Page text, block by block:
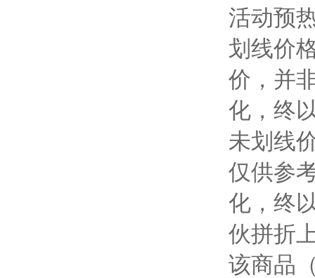
活动预
划线价
价，并
化，终
未划线
仅供参
化，终
伙拼折
该商品